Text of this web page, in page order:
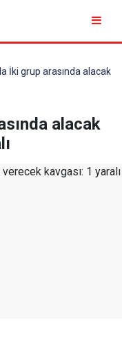
İki grup arasında alacak
alacak